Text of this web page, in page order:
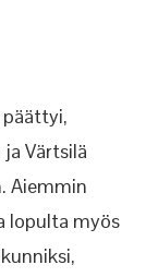
Värtsilä
Aiemmin
lopulta myös